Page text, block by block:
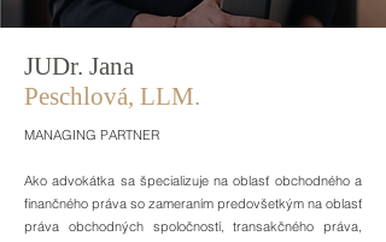
JUDr. Jana
Peschlová, LLM.
MANAGING PARTNER
Ako advokátka sa špecializuje na oblasť obchodného a
finančného práva so zameraním predovšetkým na oblasť
práva obchodných spoločností, transakčného práva,